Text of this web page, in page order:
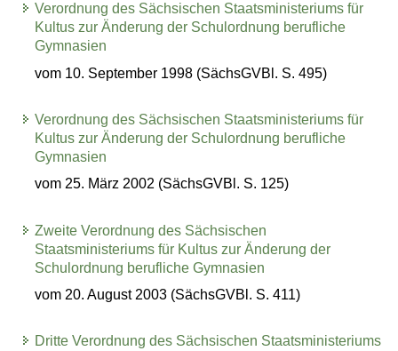
Verordnung des Sächsischen Staatsministeriums für
Kultus zur Änderung der Schulordnung berufliche
Gymnasien
vom 10. September 1998 (SächsGVBl. S. 495)
Verordnung des Sächsischen Staatsministeriums für
Kultus zur Änderung der Schulordnung berufliche
Gymnasien
vom 25. März 2002 (SächsGVBl. S. 125)
Zweite Verordnung des Sächsischen
Staatsministeriums für Kultus zur Änderung der
Schulordnung berufliche Gymnasien
vom 20. August 2003 (SächsGVBl. S. 411)
Dritte Verordnung des Sächsischen Staatsministeriums